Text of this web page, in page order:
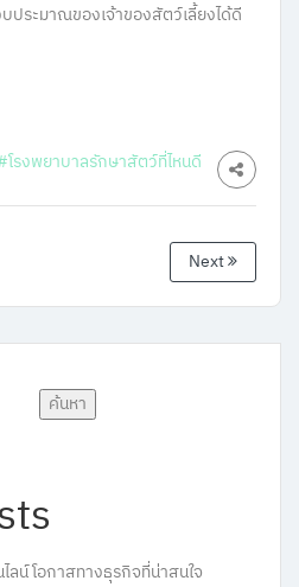
ประมาณของเจ้าของสัตว์เลี้ยงได้ดี
โรงพยาบาลรักษาสัตว์ที่ไหนดี
Next
ค้นหา
น์ โอกาสทางธุรกิจที่น่าสนใจ